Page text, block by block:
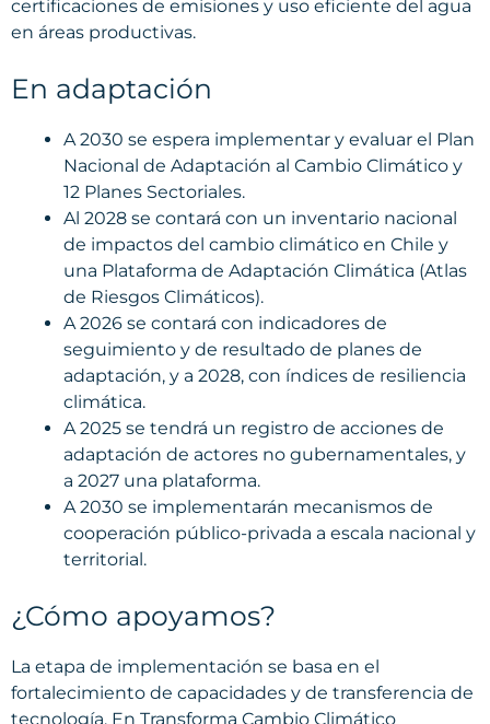
certificaciones de emisiones y uso eficiente del agua
en áreas productivas.
En adaptación
A 2030 se espera implementar y evaluar el Plan
Nacional de Adaptación al Cambio Climático y
12 Planes Sectoriales.
Al 2028 se contará con un inventario nacional
de impactos del cambio climático en Chile y
una Plataforma de Adaptación Climática (Atlas
de Riesgos Climáticos).
A 2026 se contará con indicadores de
seguimiento y de resultado de planes de
adaptación, y a 2028, con índices de resiliencia
climática.
A 2025 se tendrá un registro de acciones de
adaptación de actores no gubernamentales, y
a 2027 una plataforma.
A 2030 se implementarán mecanismos de
cooperación público-privada a escala nacional y
territorial.
¿Cómo apoyamos?
La etapa de implementación se basa en el
fortalecimiento de capacidades y de transferencia de
tecnología. En Transforma Cambio Climático